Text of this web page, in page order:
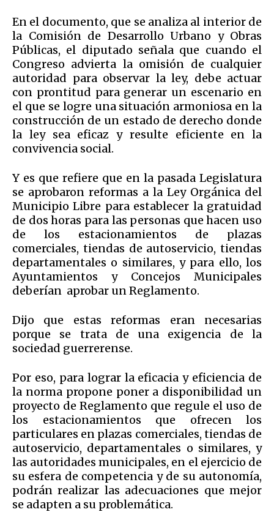
En el documento, que se analiza al interior de
la Comisión de Desarrollo Urbano y Obras
Públicas, el diputado señala que cuando el
Congreso advierta la omisión de cualquier
autoridad para observar la ley, debe actuar
con prontitud para generar un escenario en
el que se logre una situación armoniosa en la
construcción de un estado de derecho donde
la ley sea eficaz y resulte eficiente en la
convivencia social.
Y es que refiere que en la pasada Legislatura
se aprobaron reformas a la Ley Orgánica del
Municipio Libre para establecer la gratuidad
de dos horas para las personas que hacen uso
de los estacionamientos de plazas
comerciales, tiendas de autoservicio, tiendas
departamentales o similares, y para ello, los
Ayuntamientos y Concejos Municipales
deberían aprobar un Reglamento.
Dijo que estas reformas eran necesarias
porque se trata de una exigencia de la
sociedad guerrerense.
Por eso, para lograr la eficacia y eficiencia de
la norma propone poner a disponibilidad un
proyecto de Reglamento que regule el uso de
los estacionamientos que ofrecen los
particulares en plazas comerciales, tiendas de
autoservicio, departamentales o similares, y
las autoridades municipales, en el ejercicio de
su esfera de competencia y de su autonomía,
podrán realizar las adecuaciones que mejor
se adapten a su problemática.